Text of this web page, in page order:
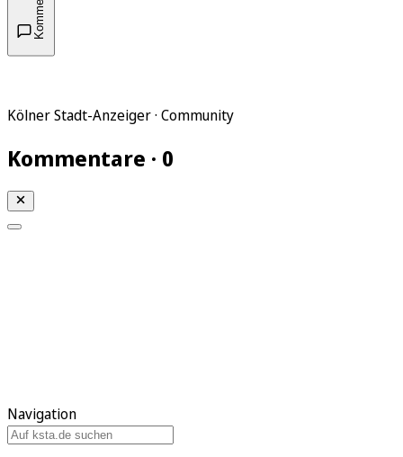
Kölner Stadt-Anzeiger · Community
Kommentare · 0
Navigation